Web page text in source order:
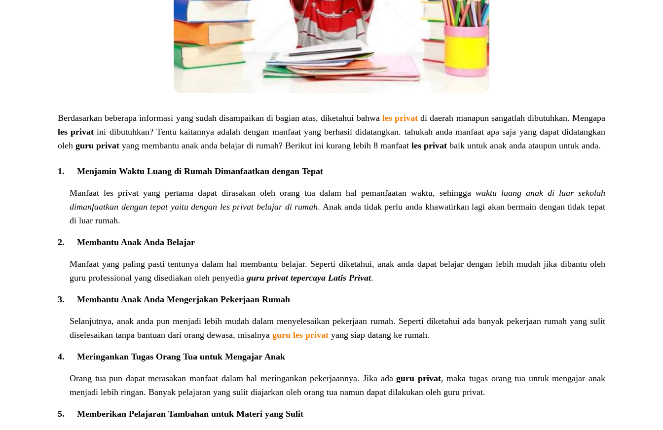
Berdasarkan beberapa informasi yang sudah disampaikan di bagian atas, diketahui bahwa les privat di daerah manapun sangatlah dibutuhkan. Mengapa
les privat ini dibutuhkan? Tentu kaitannya adalah dengan manfaat yang berhasil didatangkan. tahukah anda manfaat apa saja yang dapat didatangkan
oleh guru privat yang membantu anak anda belajar di rumah? Berikut ini kurang lebih 8 manfaat les privat baik untuk anak anda ataupun untuk anda.
1. Menjamin Waktu Luang di Rumah Dimanfaatkan dengan Tepat
Manfaat les privat yang pertama dapat dirasakan oleh orang tua dalam hal pemanfaatan waktu, sehingga waktu luang anak di luar sekolah
dimanfaatkan dengan tepat yaitu dengan les privat belajar di rumah. Anak anda tidak perlu anda khawatirkan lagi akan bermain dengan tidak tepat
di luar rumah.
2. Membantu Anak Anda Belajar
Manfaat yang paling pasti tentunya dalam hal membantu belajar. Seperti diketahui, anak anda dapat belajar dengan lebih mudah jika dibantu oleh
guru professional yang disediakan oleh penyedia guru privat tepercaya Latis Privat.
3. Membantu Anak Anda Mengerjakan Pekerjaan Rumah
Selanjutnya, anak anda pun menjadi lebih mudah dalam menyelesaikan pekerjaan rumah. Seperti diketahui ada banyak pekerjaan rumah yang sulit
diselesaikan tanpa bantuan dari orang dewasa, misalnya guru les privat yang siap datang ke rumah.
4. Meringankan Tugas Orang Tua untuk Mengajar Anak
Orang tua pun dapat merasakan manfaat dalam hal meringankan pekerjaannya. Jika adaguru privat, maka tugas orang tua untuk mengajar anak
menjadi lebih ringan. Banyak pelajaran yang sulit diajarkan oleh orang tua namun dapat dilakukan oleh guru privat.
5. Memberikan Pelajaran Tambahan untuk Materi yang Sulit